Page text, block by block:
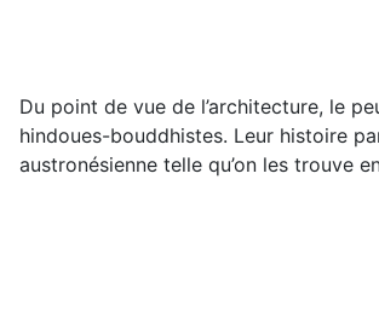
Du point de vue de l’architecture, le
hindoues-bouddhistes. Leur histoire
austronésienne telle qu’on les trouve